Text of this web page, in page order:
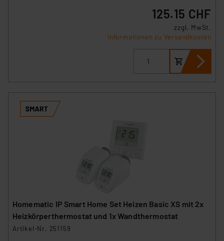
125.15 CHF
zzgl. MwSt.
Informationen zu Versandkosten
Homematic IP Smart Home Set Heizen Basic XS mit 2x
Heizkörperthermostat und 1x Wandthermostat
Artikel-Nr. 251159